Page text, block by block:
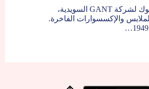
الموقع gant.co.kr مملوك لشركة GANT السويدية،
والإكسسوارات الفاخرة.